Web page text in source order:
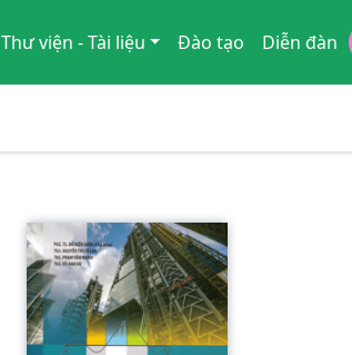
Thư viện - Tài liệu Đào tạo Diễn đàn